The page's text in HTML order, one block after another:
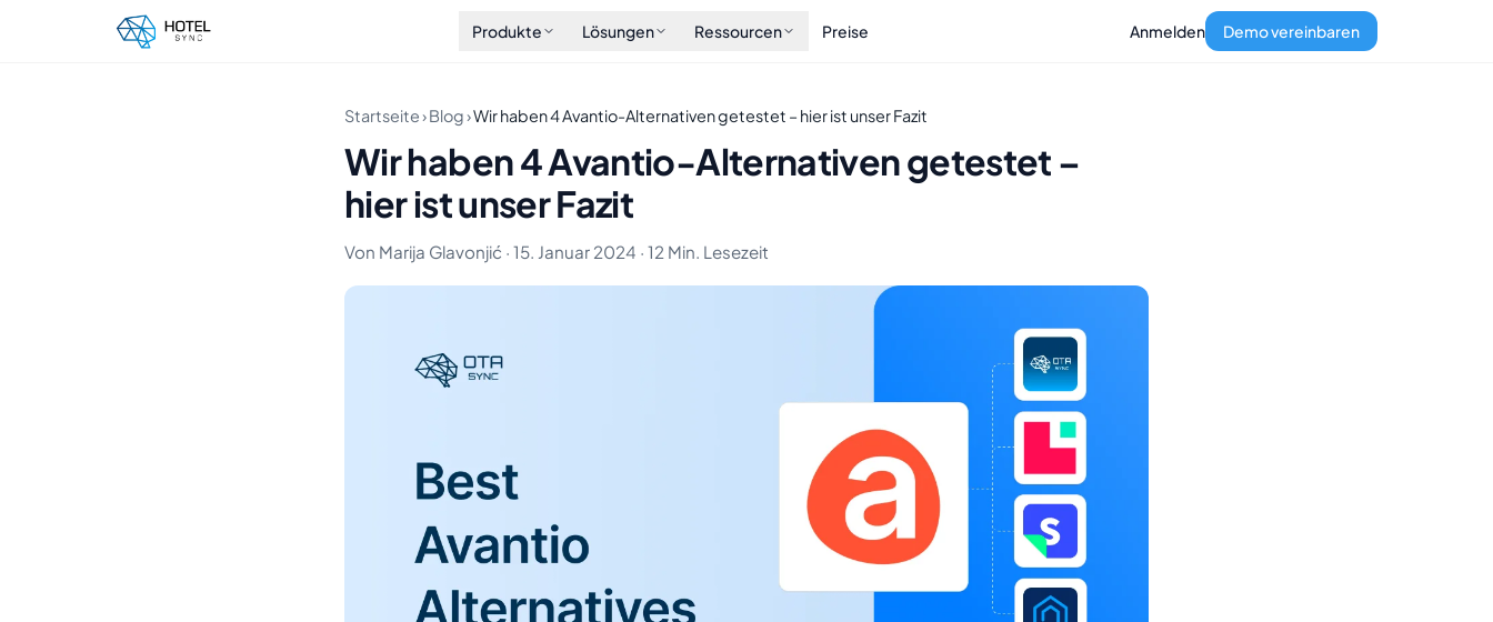
Produkte Lösungen Ressourcen Preise Anmelden Demo vereinbaren
Startseite›Blog›Wir haben 4 Avantio-Alternativen getestet – hier ist unser Fazit
Wir haben 4 Avantio-Alternativen getestet –
hier ist unser Fazit
Von Marija Glavonjić · 15. Januar 2024 · 12 Min. Lesezeit